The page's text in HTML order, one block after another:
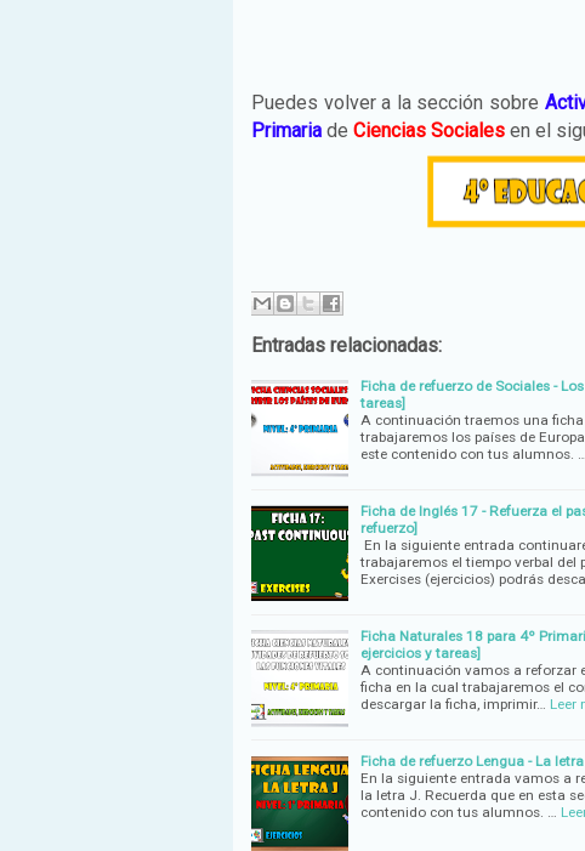
Puedes volver a la sección sobre
Primaria de Ciencias Sociales en el
Entradas relacionadas:
Ficha de refuerzo de Sociales -
tareas]
A continuación traemos una
trabajaremos los países de
este contenido con tus alumnos. …
Ficha de Inglés 17 - Refuerza el
refuerzo]
En la siguiente entrada
trabajaremos el tiempo verbal del
Exercises (ejercicios) podrás
Ficha Naturales 18 para 4º
ejercicios y tareas]
A continuación vamos a reforzar
ficha en la cual trabajaremos el
descargar la ficha, imprimir…
Leer
Ficha de refuerzo Lengua - La
En la siguiente entrada vamos a
la letra J. Recuerda que en esta
contenido con tus alumnos. …